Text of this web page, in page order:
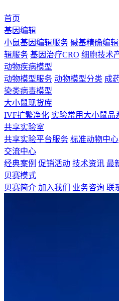
首页
基因编辑
小鼠基因编辑服务 碱基精确编
辑服务 基因治疗CRO 细胞技术
动物疾病模型
动物模型服务 动物模型分类 成
染类病毒模型
大小鼠现货库
IVF扩繁净化 实验常用大小鼠品
共享实验室
共享实验平台服务 标准动物中心
交流中心
经典案例 促销活动 技术资讯 最
贝赛模式
贝赛简介 加入我们 业务咨询 联